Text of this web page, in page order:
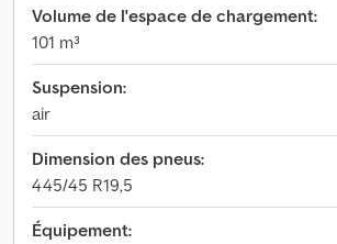
Volume de l'espace de chargement:
101 m³
Suspension:
air
Dimension des pneus:
445/45 R19,5
Équipement: